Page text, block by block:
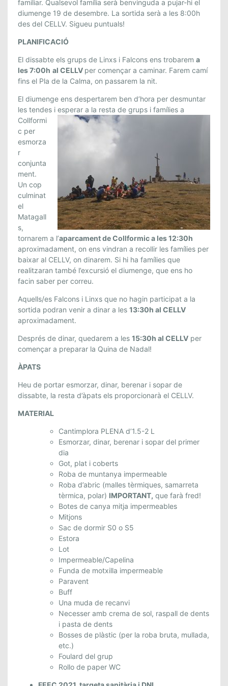
L
I
N
X
S
:
S
R
T
I
D
A
A
L
M
A
T
A
G
A
L
L
S
1
8
I
1
9
D
E
D
E
E
familiar. Qualsevol família serà benvinguda a pujar-hi el
diumenge 19 de desembre. La sortida serà a les 8:00h
des del CELLV. Sigueu puntuals!
PLANIFICACIÓ
El dissabte els grups de Linxs i Falcons ens trobarem a
les 7:00h al CELLV per començar a caminar. Farem camí
fins el Pla de la Calma, on passarem la nit.
El diumenge ens despertarem ben d’hora per desmuntar
les tendes i esperar a la resta de grups i famílies a
Collformi
c per
esmorza
r
conjunta
ment.
Un cop
culminat
el
Matagall
s,
tornarem a l’aparcament de Collformic a les 12:30h
aproximadament, on ens vindran a recollir les famílies per
baixar al CELLV, on dinarem. Si hi ha famílies que
realitzaran també l’excursió el diumenge, que ens ho
facin saber per correu.
Aquells/es Falcons i Linxs que no hagin participat a la
sortida podran venir a dinar a les 13:30h al CELLV
aproximadament.
Després de dinar, quedarem a les 15:30h al CELLV per
començar a preparar la Quina de Nadal!
ÀPATS
Heu de portar esmorzar, dinar, berenar i sopar de
dissabte, la resta d’àpats els proporcionarà el CELLV.
MATERIAL
Cantimplora PLENA d’1.5-2 L
Esmorzar, dinar, berenar i sopar del primer
dia
Got, plat i coberts
Roba de muntanya impermeable
Roba d’abric (malles tèrmiques, samarreta
tèrmica, polar) IMPORTANT, que farà fred!
Botes de canya mitja impermeables
Mitjons
Sac de dormir S0 o S5
Estora
Lot
Impermeable/Capelina
Funda de motxilla impermeable
Paravent
Buff
Una muda de recanvi
Necesser amb crema de sol, raspall de dents
i pasta de dents
Bosses de plàstic (per la roba bruta, mullada,
etc.)
Foulard del grup
Rollo de paper WC